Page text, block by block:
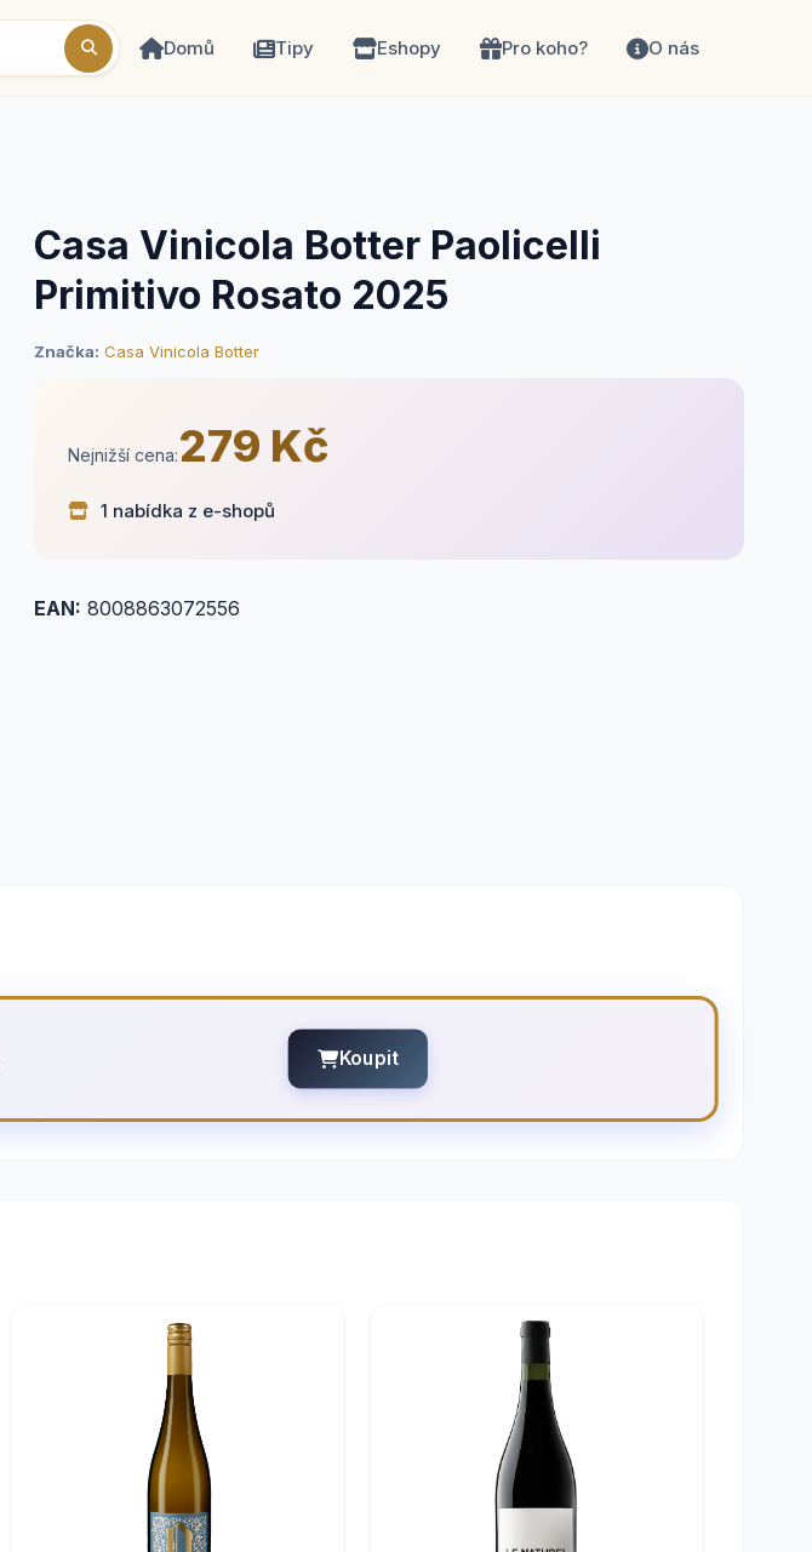
Domů Tipy Eshopy Pro koho? O nás
Casa Vinicola Botter Paolicelli
Primitivo Rosato 2025
Značka: Casa Vinicola Botter
Nejnižší cena:279 Kč
1 nabídka z e-shopů
EAN: 8008863072556
Koupit